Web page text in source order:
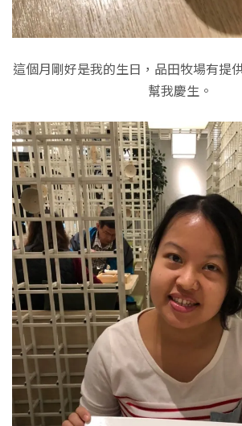
這個月剛好是我的生日，品田牧場有提
幫我慶生。